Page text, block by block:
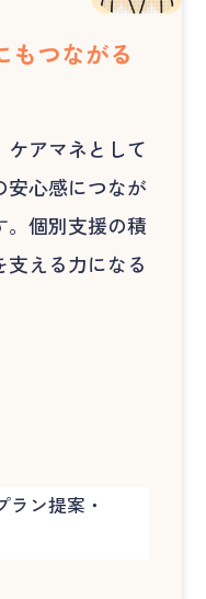
もつながる
アマネとして
安心感につなが
。個別支援の積
える力になる
ラン提案・